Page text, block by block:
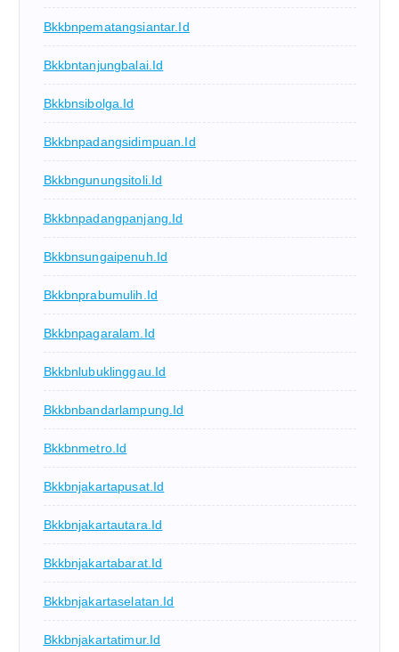
Bkkbnpematangsiantar.id
Bkkbntanjungbalai.id
Bkkbnsibolga.id
Bkkbnpadangsidimpuan.id
Bkkbngunungsitoli.id
Bkkbnpadangpanjang.id
Bkkbnsungaipenuh.id
Bkkbnprabumulih.id
Bkkbnpagaralam.id
Bkkbnlubuklinggau.id
Bkkbnbandarlampung.id
Bkkbnmetro.id
Bkkbnjakartapusat.id
Bkkbnjakartautara.id
Bkkbnjakartabarat.id
Bkkbnjakartaselatan.id
Bkkbnjakartatimur.id